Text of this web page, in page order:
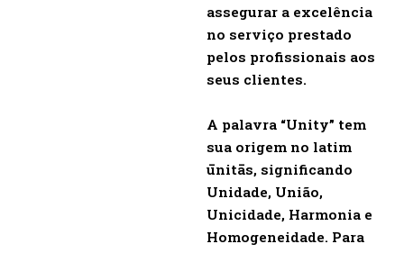
assegurar a excelência
no serviço prestado
pelos profissionais aos
seus clientes.
A palavra “Unity” tem
sua origem no latim
ūnitās, significando
Unidade, União,
Unicidade, Harmonia e
Homogeneidade. Para